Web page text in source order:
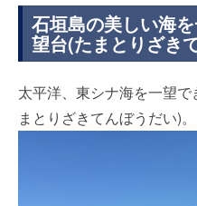
石垣島の美しい海
望台(たまとりざき
太平洋、東シナ海を一望
まとりざきてんぼうだい)。